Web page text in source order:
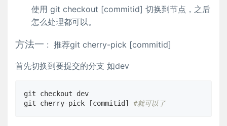
使用 git checkout [commitid] 切换到节点，之后
怎么处理都可以。
方法一 : 推荐git cherry-pick [commitid]
首先切换到要提交的分支 如dev
git checkout dev
git cherry-pick [commitid] #就可以了